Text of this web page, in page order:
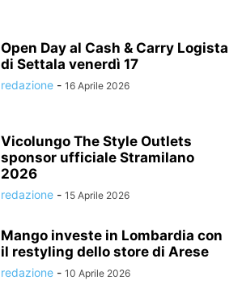
Open Day al Cash & Carry Logista
di Settala venerdì 17
redazione - 16 Aprile 2026
Vicolungo The Style Outlets
sponsor ufficiale Stramilano
2026
redazione - 15 Aprile 2026
Mango investe in Lombardia con
il restyling dello store di Arese
redazione - 10 Aprile 2026